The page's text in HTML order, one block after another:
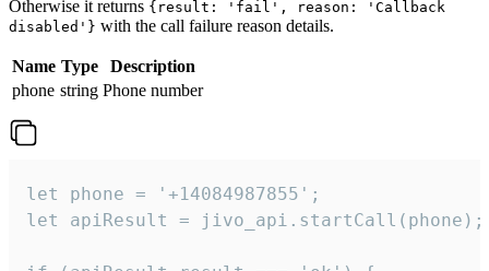
Otherwise it returns {result: 'fail', reason: 'Callback
disabled'} with the call failure reason details.
Name Type
Description
phone string Phone number
let phone = '+14084987855';
let apiResult = jivo_api.startCall(phone);